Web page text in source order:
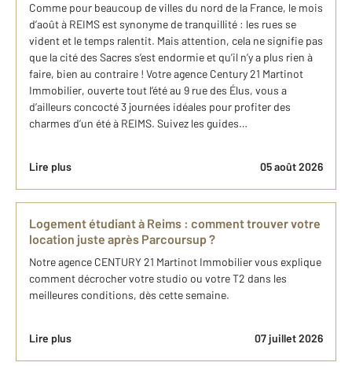
Comme pour beaucoup de villes du nord de la France, le mois
d’août à REIMS est synonyme de tranquillité : les rues se
vident et le temps ralentit. Mais attention, cela ne signifie pas
que la cité des Sacres s’est endormie et qu’il n’y a plus rien à
faire, bien au contraire ! Votre agence Century 21 Martinot
Immobilier, ouverte tout l’été au 9 rue des Élus, vous a
d’ailleurs concocté 3 journées idéales pour profiter des
charmes d’un été à REIMS. Suivez les guides…
Lire plus 05 août 2026
Logement étudiant à Reims : comment trouver votre
location juste après Parcoursup ?
Notre agence CENTURY 21 Martinot Immobilier vous explique
comment décrocher votre studio ou votre T2 dans les
meilleures conditions, dès cette semaine.
Lire plus 07 juillet 2026